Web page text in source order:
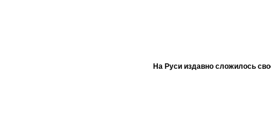
На Руси издавно сложилось